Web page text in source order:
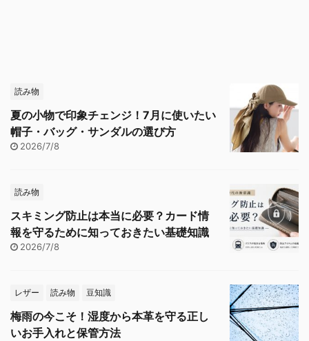
読み物
夏の小物で印象チェンジ！7月に使いたい
帽子・バッグ・サンダルの選び方
2026/7/8
読み物
スキミング防止は本当に必要？カード情
報を守るために知っておきたい基礎知識
2026/7/8
レザー 読み物 豆知識
梅雨の今こそ！湿度から本革を守る正し
いお手入れと保管方法